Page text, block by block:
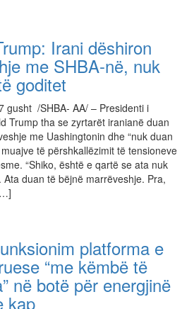
Irani dëshiron
me SHBA-në, nuk
goditet
gusht /SHBA- AA/ – Presidenti i
Trump tha se zyrtarët iranianë duan
me Uashingtonin dhe “nuk duan
të përshkallëzimit të tensioneve
“Shiko, është e qartë se ata nuk
duan të bëjnë marrëveshje. Pra,
platforma e
“me këmbë të
në botë për energjinë
kap